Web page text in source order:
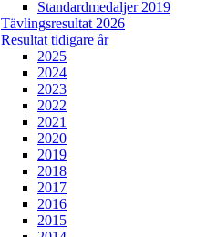
Standardmedaljer 2019
Tävlingsresultat 2026
Resultat tidigare år
2025
2024
2023
2022
2021
2020
2019
2018
2017
2016
2015